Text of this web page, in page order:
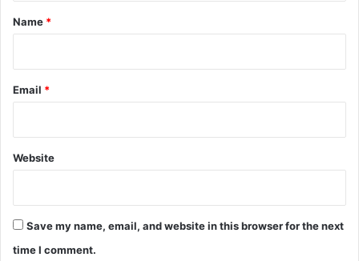
*
Name *
Email *
Website
Save my name, email, and website in this browser for the next
time I comment.